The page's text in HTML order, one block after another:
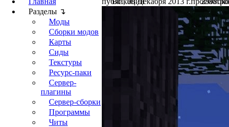
Разделы ↴
Моды
Сборки модов
Карты
Сиды
Текстуры
Ресурс-паки
Сервер-
плагины
Сервер-сборки
Программы
Читы